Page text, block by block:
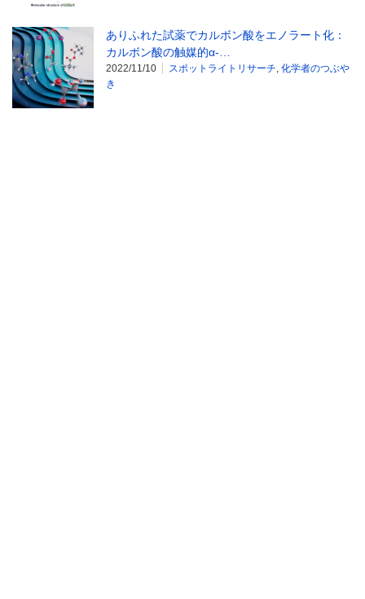
ありふれた試薬でカルボン酸をエノラート化：
カルボン酸の触媒的α-…
2022/11/10 スポットライトリサーチ, 化学者のつぶや
き